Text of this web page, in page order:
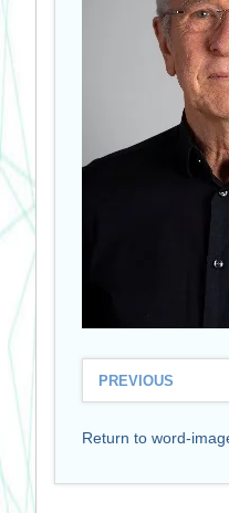
PREVIOUS
Return to word-